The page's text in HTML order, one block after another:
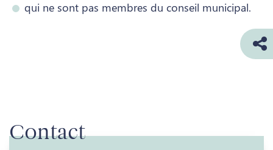
qui ne sont pas membres du conseil municipal.
Contact